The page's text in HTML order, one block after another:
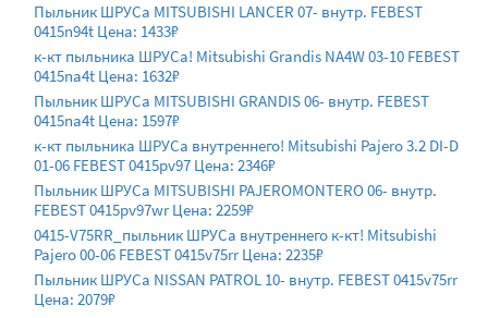
Пыльник ШРУСа MITSUBISHI LANCER 07- внутр. FEBEST
0415n94t Цена: 1433₽
к-кт пыльника ШРУСа! Mitsubishi Grandis NA4W 03-10 FEBEST
0415na4t Цена: 1632₽
Пыльник ШРУСа MITSUBISHI GRANDIS 06- внутр. FEBEST
0415na4t Цена: 1597₽
к-кт пыльника ШРУСа внутреннего! Mitsubishi Pajero 3.2 DI-D
01-06 FEBEST 0415pv97 Цена: 2346₽
Пыльник ШРУСа MITSUBISHI PAJEROMONTERO 06- внутр.
FEBEST 0415pv97wr Цена: 2259₽
0415-V75RR_пыльник ШРУСа внутреннего к-кт! Mitsubishi
Pajero 00-06 FEBEST 0415v75rr Цена: 2235₽
Пыльник ШРУСа NISSAN PATROL 10- внутр. FEBEST 0415v75rr
Цена: 2079₽